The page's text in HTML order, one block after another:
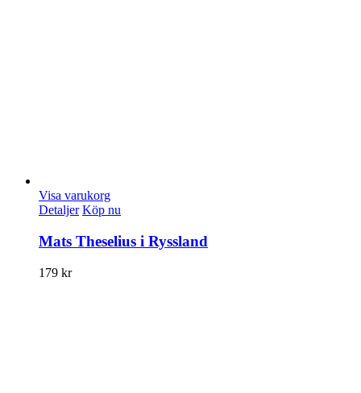
Visa varukorg
Detaljer Köp nu
Mats Theselius i Ryssland
179 kr